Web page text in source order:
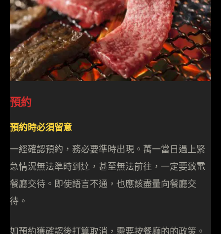
預約
預約時必須留意
一經確認預約，務必要準時出現。萬一當日遇上緊
急情況無法準時到達，甚至無法前往，一定要致電
餐廳交待。即使語言不通，也應該盡量向餐廳交
待。
如預約獲確認後打算取消，需要按餐廳的的政策。